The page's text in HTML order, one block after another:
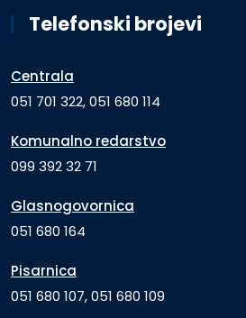
Telefonski brojevi
Centrala
051 701 322, 051 680 114
Komunalno redarstvo
099 392 32 71
Glasnogovornica
051 680 164
Pisarnica
051 680 107, 051 680 109